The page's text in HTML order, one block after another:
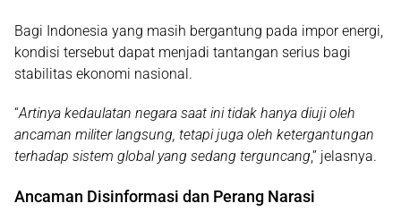
Bagi Indonesia yang masih bergantung pada impor energi,
kondisi tersebut dapat menjadi tantangan serius bagi
stabilitas ekonomi nasional.
“Artinya kedaulatan negara saat ini tidak hanya diuji oleh
ancaman militer langsung, tetapi juga oleh ketergantungan
terhadap sistem global yang sedang terguncang,” jelasnya.
Ancaman Disinformasi dan Perang Narasi